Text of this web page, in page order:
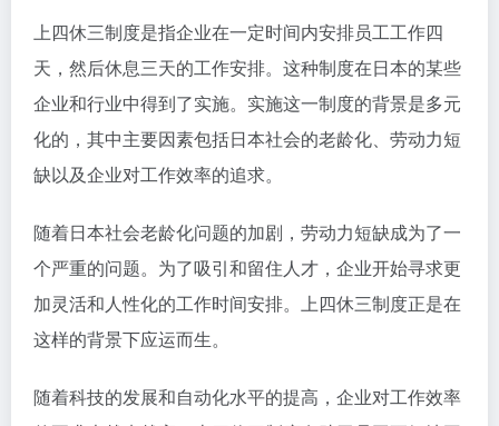
上四休三制度是指企业在一定时间内安排员工工作四
天，然后休息三天的工作安排。这种制度在日本的某些
企业和行业中得到了实施。实施这一制度的背景是多元
化的，其中主要因素包括日本社会的老龄化、劳动力短
缺以及企业对工作效率的追求。
随着日本社会老龄化问题的加剧，劳动力短缺成为了一
个严重的问题。为了吸引和留住人才，企业开始寻求更
加灵活和人性化的工作时间安排。上四休三制度正是在
这样的背景下应运而生。
随着科技的发展和自动化水平的提高，企业对工作效率